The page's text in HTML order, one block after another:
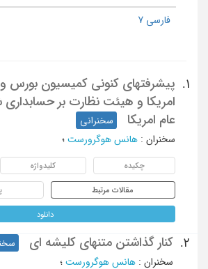
فارسی 7
1.
پیشرفتهای کنونی کمیسیون بورس و
امریکا و هیئت نظارت بر
عام امریکا
سخنرانی
سخنران : هانس هوگرورست ؛
چکیده کلیدواژه
مقالات مرتبط
دانلود
2. کنار گذاشتن متنهای کلیشه ای
سخنران : هانس هوگرورست ؛